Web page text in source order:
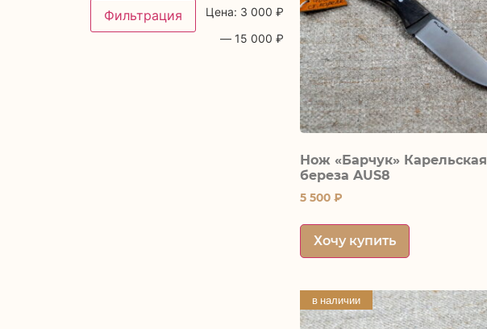
Фильтрация Цена: 3 000 ₽
— 15 000 ₽
Нож «Барчук» Карельская
береза AUS8
5 500 ₽
Хочу купить
в наличии